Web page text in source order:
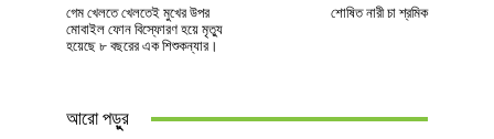
গেম খেলতে খেলতেই মুখের উপর
মোবাইল ফোন বিস্ফোরণ হয়ে মৃত্যু
হয়েছে ৮ বছরের এক শিশুকন্যার।
শোষিত নারী চা শ্রমিক
আরো পড়ুুর